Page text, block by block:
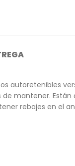
autoretenibles
mantener. Están
rebajes en el